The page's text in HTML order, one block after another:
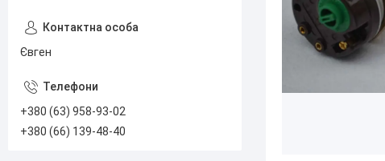
Євген
+380 (63) 958-93-02
+380 (66) 139-48-40